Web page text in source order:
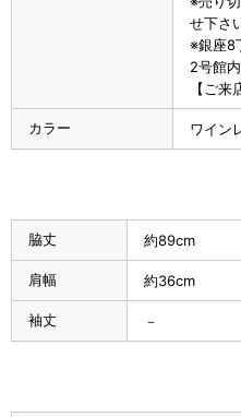
せ下さ
※銀座8
2号館
【ご
カラー ワイン
脇丈 約89cm
肩幅 約36cm
袖丈 －